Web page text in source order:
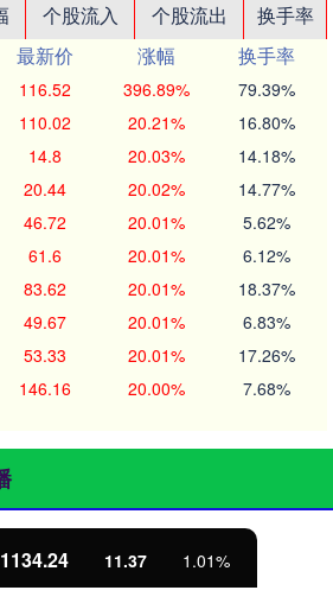
个股流入 个股流出
换手率
最新价 涨幅
换手率
116.52 396.89% 79.39%
110.02 20.21% 16.80%
14.8 20.03% 14.18%
20.44 20.02% 14.77%
46.72 20.01% 5.62%
61.6 20.01% 6.12%
83.62 20.01% 18.37%
49.67 20.01% 6.83%
53.33 20.01% 17.26%
146.16 20.00% 7.68%
1134.24 11.37 1.01%